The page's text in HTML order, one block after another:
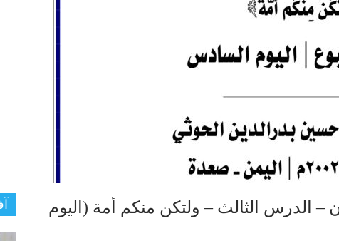
الدرس الثالث – ولتكن منكم أمة (اليوم